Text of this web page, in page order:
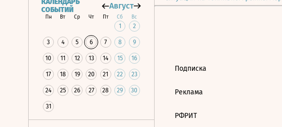
КАЛЕНДАРЬ
СОБЫТИЙ
Август
Пн Вт Ср Чт Пт Сб Вс
1 2
3 4 5 6 7 8 9
10 11 12 13 14 15 16
17 18 19 20 21 22 23
24 25 26 27 28 29 30
31
Подписка
Реклама
РФРИТ